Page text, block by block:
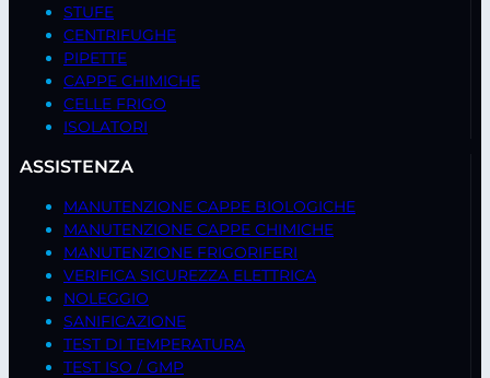
STUFE
CENTRIFUGHE
PIPETTE
CAPPE CHIMICHE
CELLE FRIGO
ISOLATORI
ASSISTENZA
MANUTENZIONE CAPPE BIOLOGICHE
MANUTENZIONE CAPPE CHIMICHE
MANUTENZIONE FRIGORIFERI
VERIFICA SICUREZZA ELETTRICA
NOLEGGIO
SANIFICAZIONE
TEST DI TEMPERATURA
TEST ISO / GMP